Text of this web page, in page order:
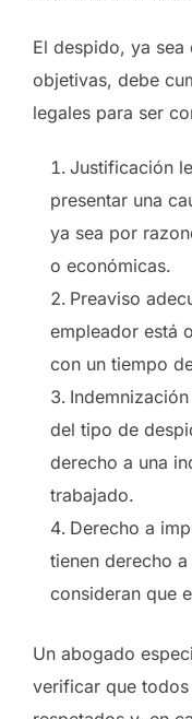
El despido, ya
objetivas, debe
legales para ser
Justificación
presentar una
ya sea por
o económicas.
Preaviso
empleador está
con un tiempo
del tipo de
derecho a una
trabajado.
Derecho a
tienen derecho
consideran que
Un abogado
verificar que